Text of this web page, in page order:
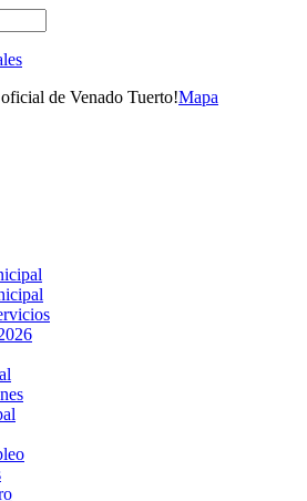
de Venado Tuerto!Mapa